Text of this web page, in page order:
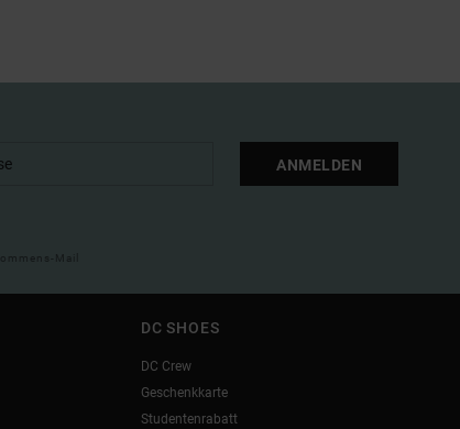
ANMELDEN
Mail
DC SHOES
DC Crew
Geschenkkarte
Studentenrabatt